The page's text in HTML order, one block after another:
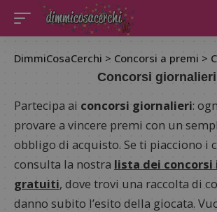
DimmiCosaCerchi > Concorsi a premi >
Concorsi giornalieri
Partecipa ai concorsi giornalieri:
provare a vincere premi con un
obbligo di acquisto. Se ti piacciono i
consulta la nostra lista dei
gratuiti, dove trovi una raccolta di
danno subito l’esito della giocata.